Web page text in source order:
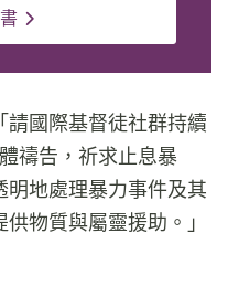
國際基督徒社群持續
禱告，祈求止息暴
地處理暴力事件及其
物質與屬靈援助。」